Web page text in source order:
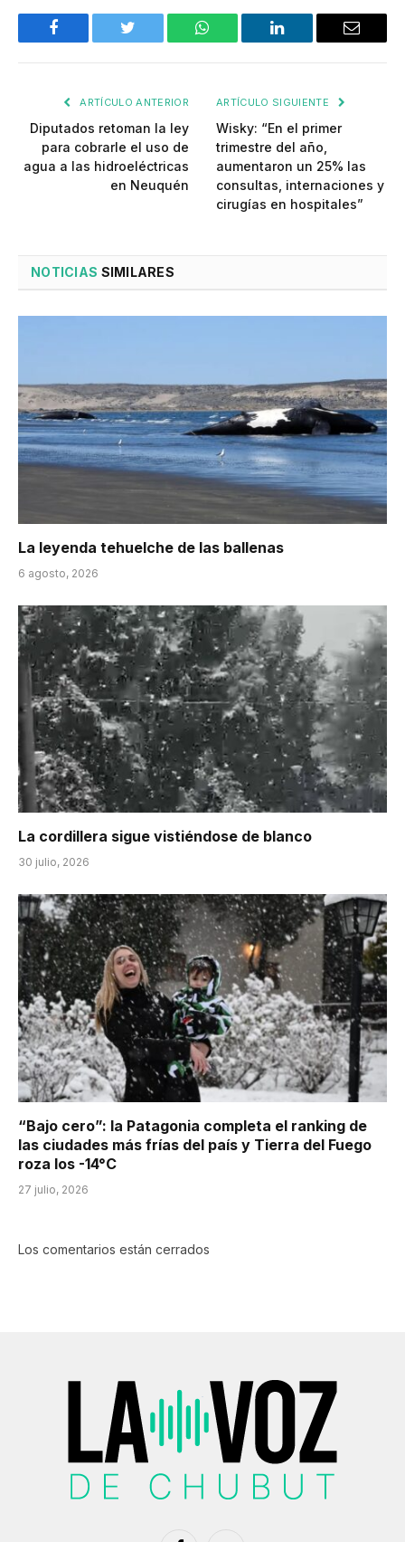
Facebook Twitter WhatsApp LinkedIn Email
ARTÍCULO ANTERIOR
Diputados retoman la ley
para cobrarle el uso de
agua a las hidroeléctricas
en Neuquén
ARTÍCULO SIGUIENTE
Wisky: “En el primer
trimestre del año,
aumentaron un 25% las
consultas, internaciones y
cirugías en hospitales”
NOTICIAS SIMILARES
La leyenda tehuelche de las ballenas
6 agosto, 2026
La cordillera sigue vistiéndose de blanco
30 julio, 2026
“Bajo cero”: la Patagonia completa el ranking de
las ciudades más frías del país y Tierra del Fuego
roza los -14°C
27 julio, 2026
Los comentarios están cerrados